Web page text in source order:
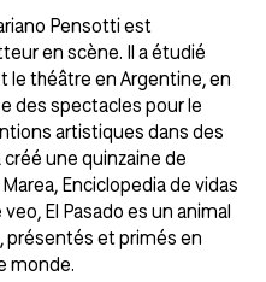
Pensotti est
en scène. Il a étudié
le théâtre en Argentine, en
des spectacles pour le
artistiques dans des
créé une quinzaine de
Enciclopedia de vidas
El Pasado es un animal
présentés et primés en
monde.